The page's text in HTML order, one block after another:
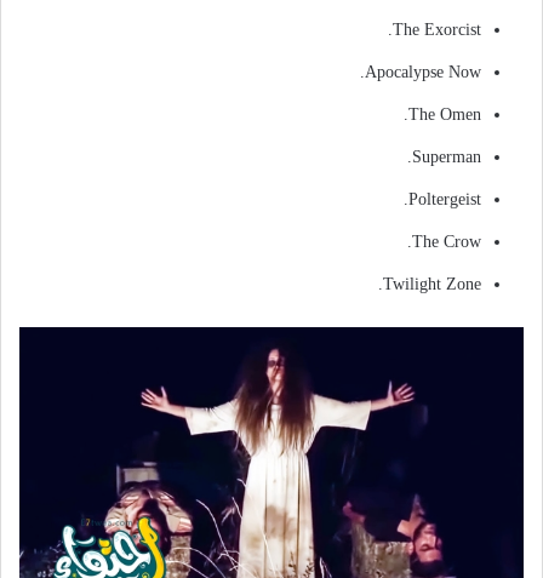
The Exorcist.
Apocalypse Now.
The Omen.
Superman.
Poltergeist.
The Crow.
Twilight Zone.